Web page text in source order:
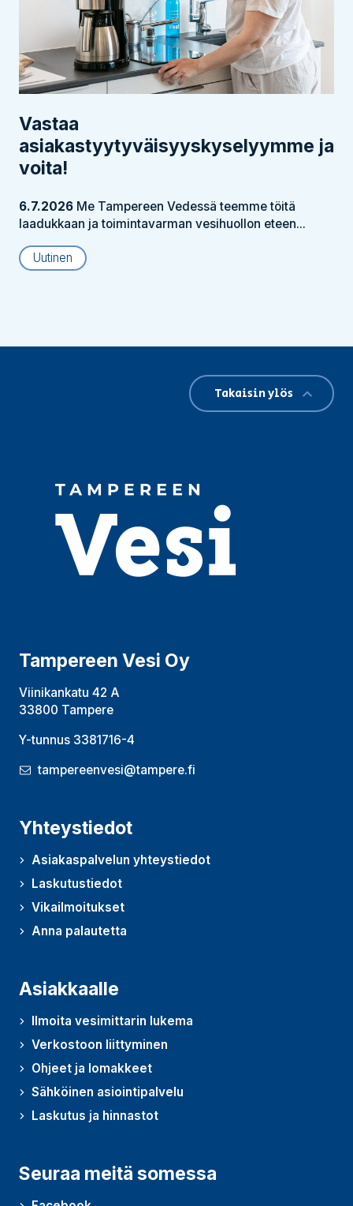
Vastaa
asiakastyytyväisyyskyselyymme ja
voita!
6.7.2026 Me Tampereen Vedessä teemme töitä
laadukkaan ja toimintavarman vesihuollon eteen...
Uutinen
Tampereen Vesi Oy
Viinikankatu 42 A
33800 Tampere
Y-tunnus 3381716-4
tampereenvesi@tampere.fi
Yhteystiedot
Asiakaspalvelun yhteystiedot
Laskutustiedot
Vikailmoitukset
Anna palautetta
(Avautuu uudessa ikkunassa)
Asiakkaalle
Ilmoita vesimittarin lukema
Verkostoon liittyminen
Ohjeet ja lomakkeet
Sähköinen asiointipalvelu
Laskutus ja hinnastot
Seuraa meitä somessa
Takaisin ylös